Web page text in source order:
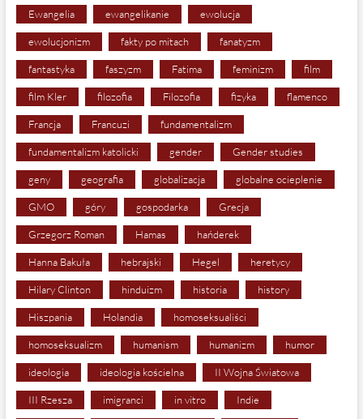
Ewangelia ewangelikanie ewolucja
ewolucjonizm fakty po mitach fanatyzm
fantastyka faszyzm Fatima feminizm film
film Kler filozofia Filozofia fizyka flamenco
Francja Francuzi fundamentalizm
fundamentalizm katolicki gender Gender studies
geny geografia globalizacja globalne ocieplenie
GMO góry gospodarka Grecja
Grzegorz Roman Hamas hańderek
Hanna Bakuła hebrajski Hegel heretycy
Hilary Clinton hinduizm historia history
Hiszpania Holandia homoseksualiści
homoseksualizm humanism humanizm humor
ideologia ideologia kościelna II Wojna Światowa
III Rzesza imigranci in vitro Indie